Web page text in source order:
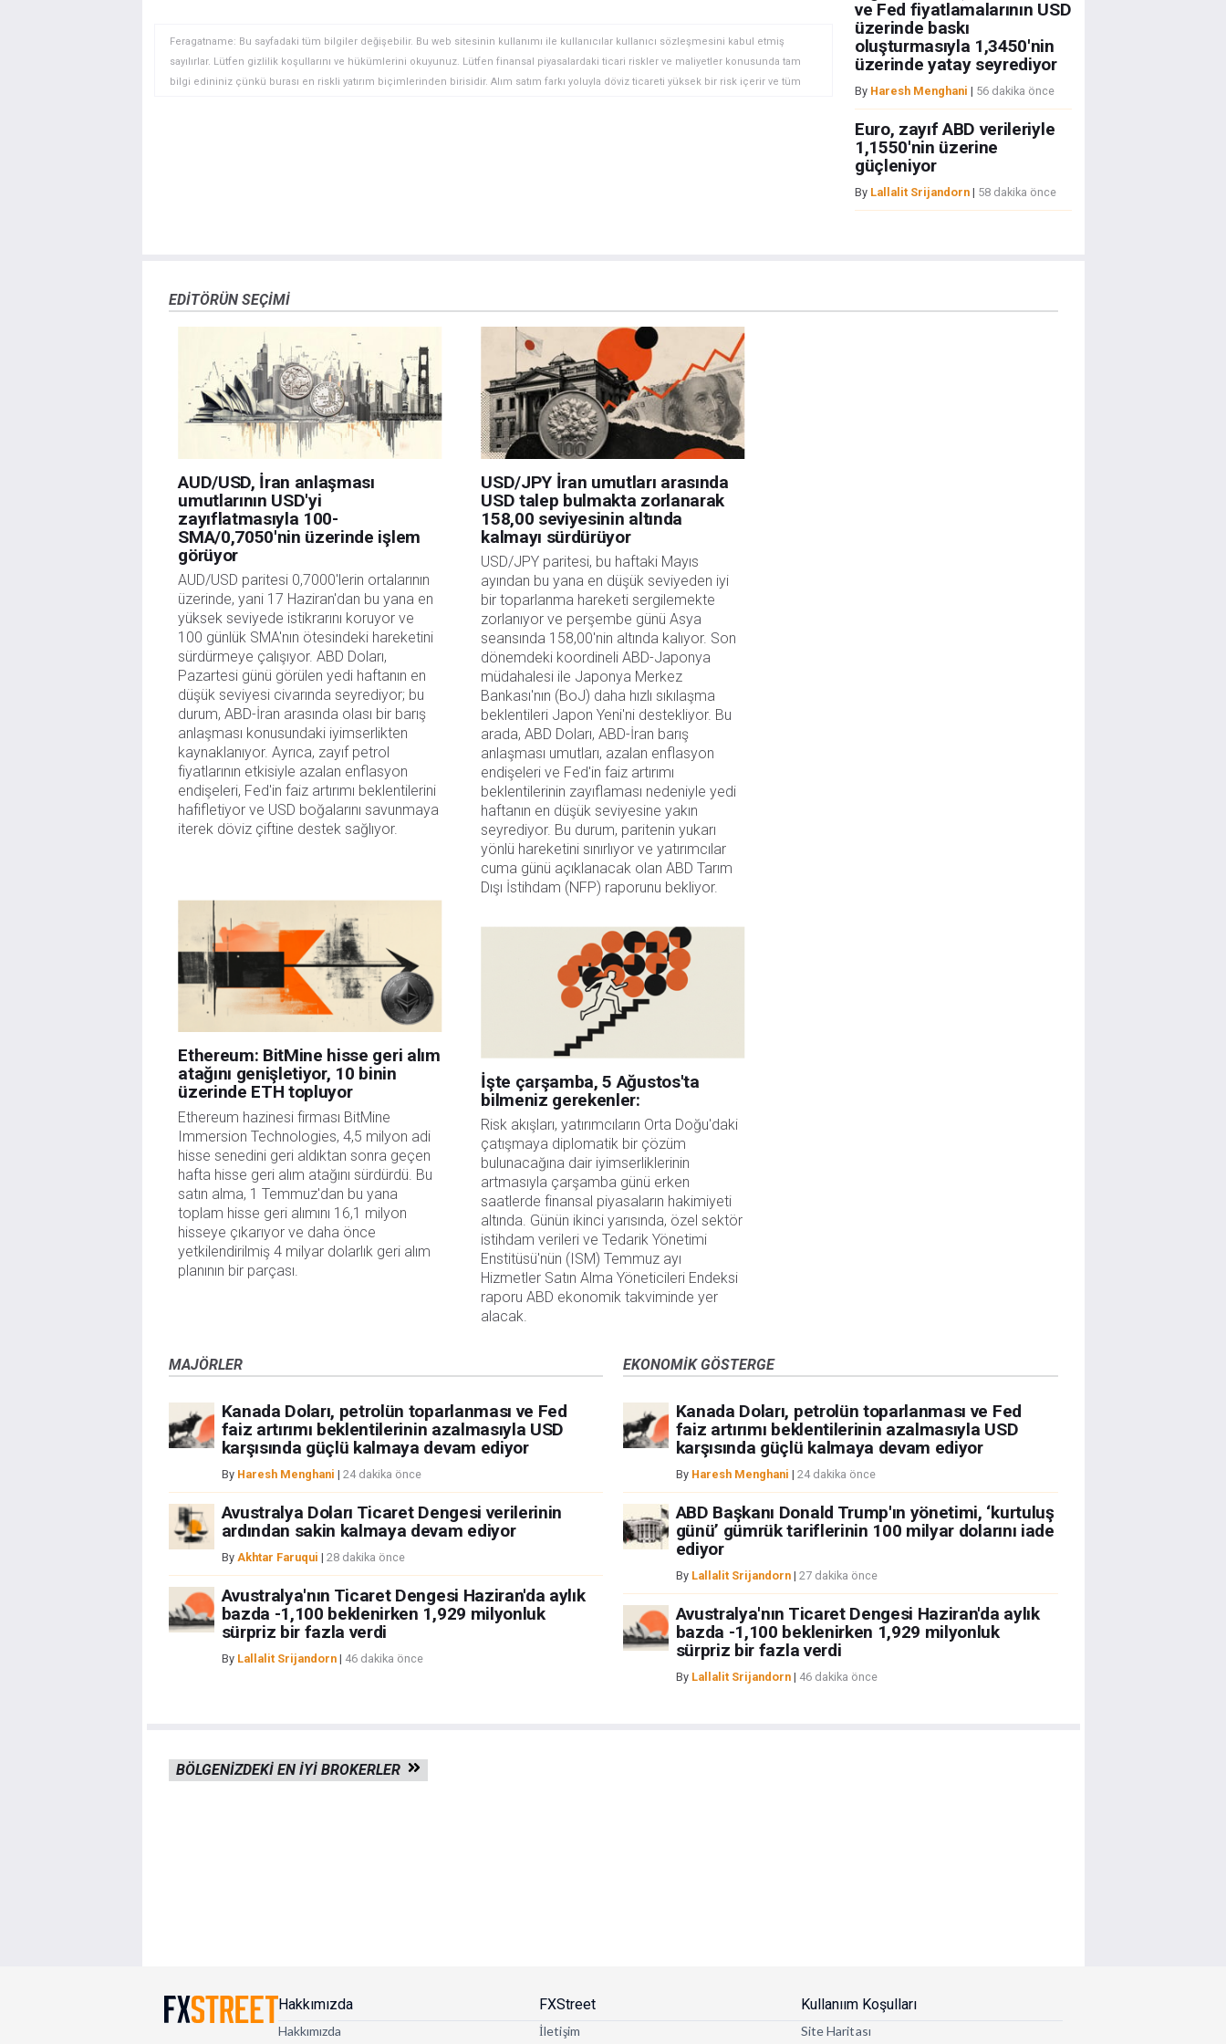
Feragatname: Bu sayfadaki tüm bilgiler değişebilir. Bu web sitesinin kullanımı ile kullanıcılar kullanıcı sözleşmesini kabul etmiş
sayılırlar. Lütfen gizlilik koşullarını ve hükümlerini okuyunuz. Lütfen finansal piyasalardaki ticari riskler ve maliyetler konusunda tam
bilgi edininiz çünkü burası en riskli yatırım biçimlerinden birisidir. Alım satım farkı yoluyla döviz ticareti yüksek bir risk içerir ve tüm
ve Fed fiyatlamalarının USD
üzerinde baskı
oluşturmasıyla 1,3450'nin
üzerinde yatay seyrediyor
By Haresh Menghani | 56 dakika önce
Euro, zayıf ABD verileriyle
1,1550'nin üzerine
güçleniyor
By Lallalit Srijandorn| 58 dakika önce
EDITÖRÜN SEÇIMI
AUD/USD, İran anlaşması
umutlarının USD'yi
zayıflatmasıyla 100-
SMA/0,7050'nin üzerinde işlem
görüyor
AUD/USD paritesi 0,7000'lerin ortalarının
üzerinde, yani 17 Haziran'dan bu yana en
yüksek seviyede istikrarını koruyor ve
100 günlük SMA'nın ötesindeki hareketini
sürdürmeye çalışıyor. ABD Doları,
Pazartesi günü görülen yedi haftanın en
düşük seviyesi civarında seyrediyor; bu
durum, ABD-İran arasında olası bir barış
anlaşması konusundaki iyimserlikten
kaynaklanıyor. Ayrıca, zayıf petrol
fiyatlarının etkisiyle azalan enflasyon
endişeleri, Fed'in faiz artırımı beklentilerini
hafifletiyor ve USD boğalarını savunmaya
iterek döviz çiftine destek sağlıyor.
Ethereum: BitMine hisse geri alım
atağını genişletiyor, 10 binin
üzerinde ETH topluyor
Ethereum hazinesi firması BitMine
Immersion Technologies, 4,5 milyon adi
hisse senedini geri aldıktan sonra geçen
hafta hisse geri alım atağını sürdürdü. Bu
satın alma, 1 Temmuz'dan bu yana
toplam hisse geri alımını 16,1 milyon
hisseye çıkarıyor ve daha önce
yetkilendirilmiş 4 milyar dolarlık geri alım
planının bir parçası.
USD/JPY İran umutları arasında
USD talep bulmakta zorlanarak
158,00 seviyesinin altında
kalmayı sürdürüyor
USD/JPY paritesi, bu haftaki Mayıs
ayından bu yana en düşük seviyeden iyi
bir toparlanma hareketi sergilemekte
zorlanıyor ve perşembe günü Asya
seansında 158,00'nin altında kalıyor. Son
dönemdeki koordineli ABD-Japonya
müdahalesi ile Japonya Merkez
Bankası'nın (BoJ) daha hızlı sıkılaşma
beklentileri Japon Yeni'ni destekliyor. Bu
arada, ABD Doları, ABD-İran barış
anlaşması umutları, azalan enflasyon
endişeleri ve Fed'in faiz artırımı
beklentilerinin zayıflaması nedeniyle yedi
haftanın en düşük seviyesine yakın
seyrediyor. Bu durum, paritenin yukarı
yönlü hareketini sınırlıyor ve yatırımcılar
cuma günü açıklanacak olan ABD Tarım
Dışı İstihdam (NFP) raporunu bekliyor.
İşte çarşamba, 5 Ağustos'ta
bilmeniz gerekenler:
Risk akışları, yatırımcıların Orta Doğu'daki
çatışmaya diplomatik bir çözüm
bulunacağına dair iyimserliklerinin
artmasıyla çarşamba günü erken
saatlerde finansal piyasaların hakimiyeti
altında. Günün ikinci yarısında, özel sektör
istihdam verileri ve Tedarik Yönetimi
Enstitüsü'nün (ISM) Temmuz ayı
Hizmetler Satın Alma Yöneticileri Endeksi
raporu ABD ekonomik takviminde yer
alacak.
MAJÖRLER
Kanada Doları, petrolün toparlanması ve Fed
faiz artırımı beklentilerinin azalmasıyla USD
karşısında güçlü kalmaya devam ediyor
By Haresh Menghani | 24 dakika önce
Avustralya Doları Ticaret Dengesi verilerinin
ardından sakin kalmaya devam ediyor
By Akhtar Faruqui | 28 dakika önce
Avustralya'nın Ticaret Dengesi Haziran'da aylık
bazda -1,100 beklenirken 1,929 milyonluk
sürpriz bir fazla verdi
By Lallalit Srijandorn| 46 dakika önce
EKONOMIK GÖSTERGE
Kanada Doları, petrolün toparlanması ve Fed
faiz artırımı beklentilerinin azalmasıyla USD
karşısında güçlü kalmaya devam ediyor
By Haresh Menghani | 24 dakika önce
ABD Başkanı Donald Trump'ın yönetimi, ‘kurtuluş
günü’ gümrük tariflerinin 100 milyar dolarını iade
ediyor
By Lallalit Srijandorn| 27 dakika önce
Avustralya'nın Ticaret Dengesi Haziran'da aylık
bazda -1,100 beklenirken 1,929 milyonluk
sürpriz bir fazla verdi
By Lallalit Srijandorn| 46 dakika önce
BÖLGENIZDEKI EN IYI BROKERLER
Hakkımızda
Hakkımızda
FXStreet
İletişim
Kullanıım Koşulları
Site Haritası